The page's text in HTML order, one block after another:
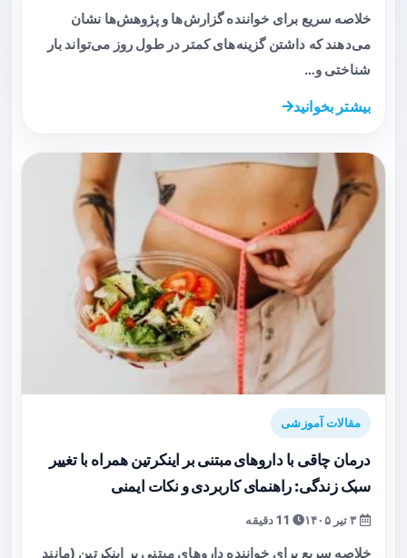
خلاصه سریع برای خواننده گزارش‌ها و پژوهش‌ها نشان
می‌دهند که داشتن گزینه‌های کمتر در طول روز می‌تواند بار
شناختی و…
بیشتر بخوانید
مقالات آموزشی
درمان چاقی با داروهای مبتنی بر اینکرتین همراه با تغییر
سبک زندگی: راهنمای کاربردی و نکات ایمنی
خلاصه سریع برای خواننده داروهای مبتنی بر اینکرتین (مانند